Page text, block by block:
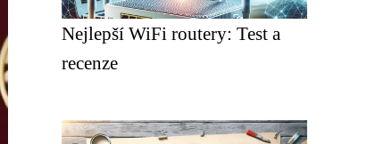
Nejlepší WiFi routery: Test a
recenze